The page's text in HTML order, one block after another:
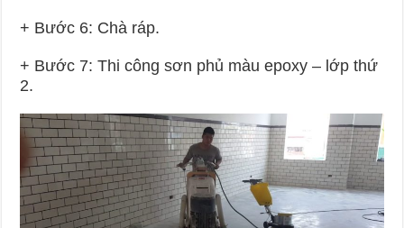
+ Bước 6: Chà ráp.
+ Bước 7: Thi công sơn phủ màu epoxy – lớp thứ
2.